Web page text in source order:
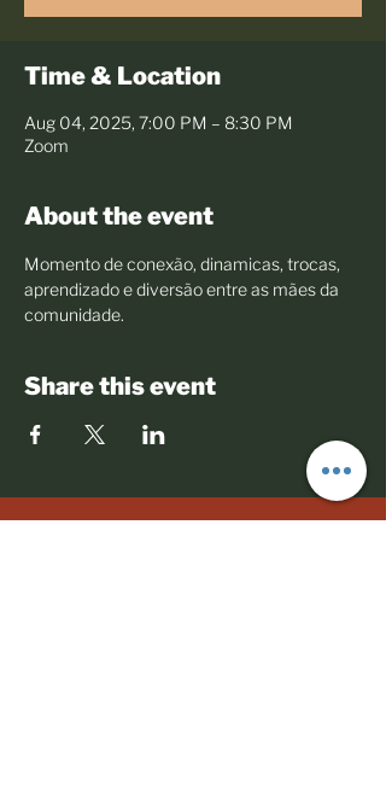
Time & Location
Aug 04, 2025, 7:00 PM – 8:30 PM
Zoom
About the event
Momento de conexão, dinamicas, trocas,
aprendizado e diversão entre as mães da
comunidade.
Share this event